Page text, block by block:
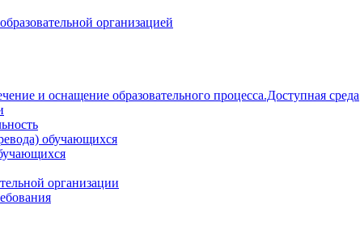
организацией
и оснащение образовательного процесса.Доступная среда
обучающихся
организации